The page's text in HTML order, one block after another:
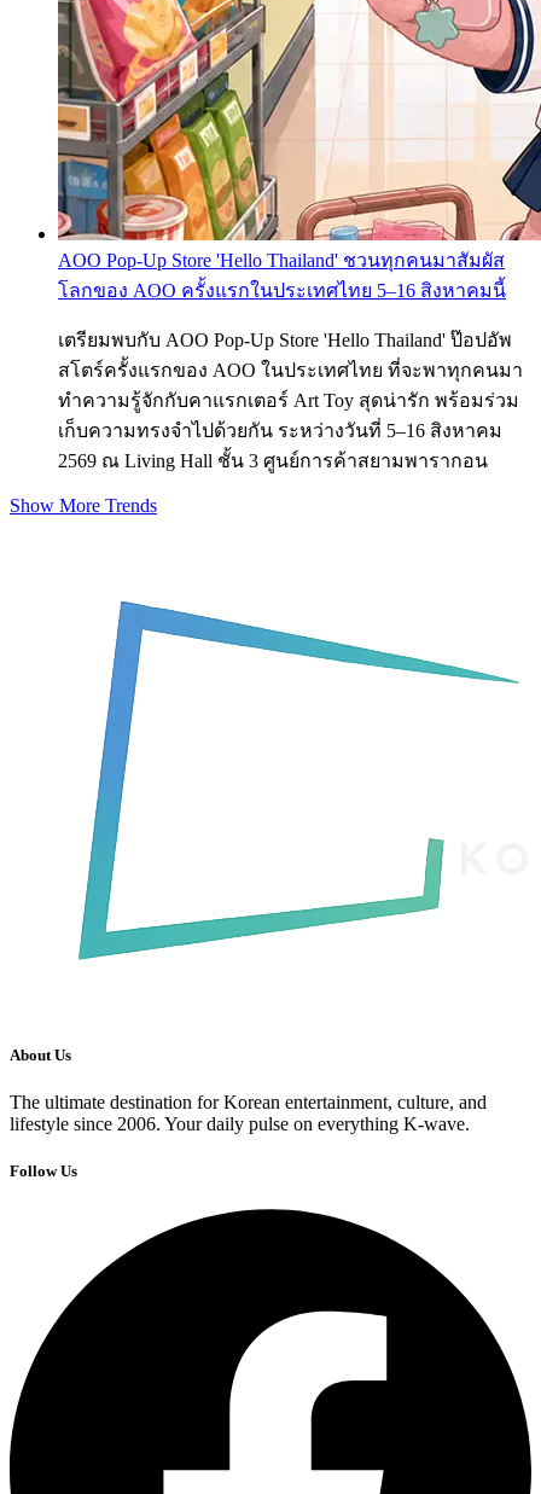
AOO Pop-Up Store 'Hello Thailand' ชวนทุกคนมาสัมผัส
โลกของ AOO ครั้งแรกในประเทศไทย 5–16 สิงหาคมนี้
เตรียมพบกับ AOO Pop-Up Store 'Hello Thailand' ป๊อปอัพ
สโตร์ครั้งแรกของ AOO ในประเทศไทย ที่จะพาทุกคนมา
ทำความรู้จักกับคาแรกเตอร์ Art Toy สุดน่ารัก พร้อมร่วม
เก็บความทรงจำไปด้วยกัน ระหว่างวันที่ 5–16 สิงหาคม
2569 ณ Living Hall ชั้น 3 ศูนย์การค้าสยามพารากอน
Show More Trends
About Us
The ultimate destination for Korean entertainment, culture, and
lifestyle since 2006. Your daily pulse on everything K-wave.
Follow Us